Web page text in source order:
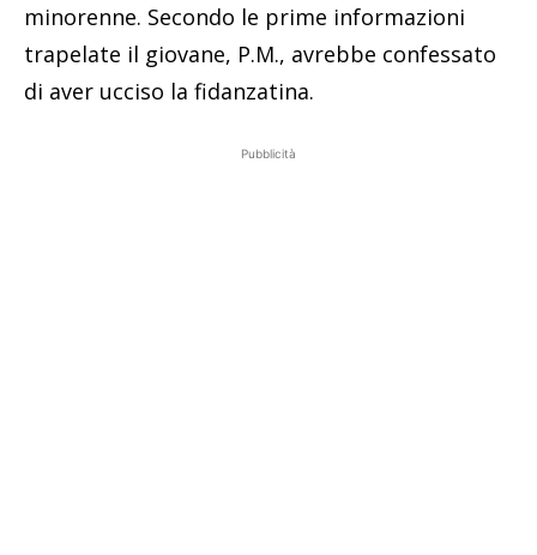
minorenne. Secondo le prime informazioni
trapelate il giovane, P.M., avrebbe confessato
di aver ucciso la fidanzatina.
Pubblicità